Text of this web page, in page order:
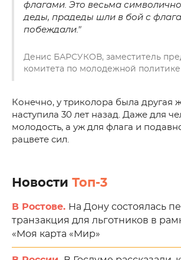
флагами. Это весьма
деды, прадеды шли в бой с
побеждали."
Денис БАРСУКОВ, заместитель
комитета по молодежной
Конечно, у триколора была другая
наступила 30 лет назад. Даже для
молодость, а уж для флага и
рацвете сил.
Новости Топ-3
В Ростове. На Дону состоялась
транзакция для льготников в
«Моя карта «Мир»